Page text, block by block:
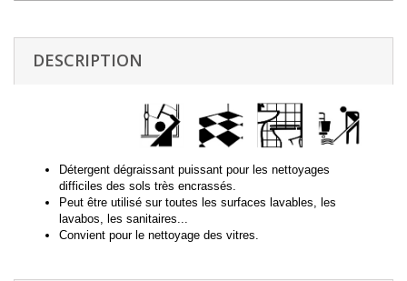
DESCRIPTION
Détergent dégraissant puissant pour les nettoyages
difficiles des sols très encrassés.
Peut être utilisé sur toutes les surfaces lavables, les
lavabos, les sanitaires...
Convient pour le nettoyage des vitres.